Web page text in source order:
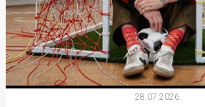
28.07.2026.